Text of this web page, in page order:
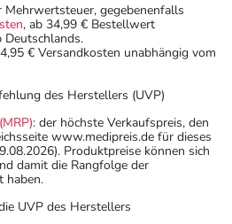
gegebenenfalls
, ab 34,99 € Bestellwert
Deutschlands.
€ Versandkosten unabhängig vom
des Herstellers (UVP)
: der höchste Verkaufspreis, den
www.medipreis.de für dieses
Produktpreise können sich
damit die Rangfolge der
haben.
UVP des Herstellers